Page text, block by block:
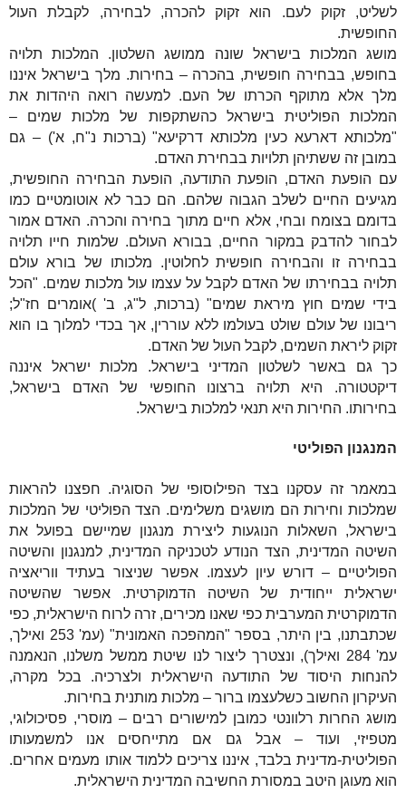
לשליט, זקוק לעם. הוא זקוק להכרה, לבחירה, לקבלת העול
החופשית.
מושג המלכות בישראל שונה ממושג השלטון. המלכות תלויה
בחופש, בבחירה חופשית, בהכרה – בחירות. מלך בישראל איננו
מלך אלא מתוקף הכרתו של העם. למעשה רואה היהדות את
המלכות הפוליטית בישראל כהשתקפות של מלכות שמים –
"מלכותא דארעא כעין מלכותא דרקיעא" (ברכות נ"ח, א') – גם
במובן זה ששתיהן תלויות בבחירת האדם.
עם הופעת האדם, הופעת התודעה, הופעת הבחירה החופשית,
מגיעים החיים לשלב הגבוה שלהם. הם כבר לא אוטומטיים כמו
בדומם בצומח ובחי, אלא חיים מתוך בחירה והכרה. האדם אמור
לבחור להדבק במקור החיים, בבורא העולם. שלמות חייו תלויה
בבחירה זו והבחירה חופשית לחלוטין. מלכותו של בורא עולם
תלויה בבחירתו של האדם לקבל על עצמו עול מלכות שמים. "הכל
בידי שמים חוץ מיראת שמים" (ברכות, ל"ג, ב' )אומרים חז"ל;
ריבונו של עולם שולט בעולמו ללא עוררין, אך בכדי למלוך בו הוא
זקוק ליראת השמים, לקבל העול של האדם.
כך גם באשר לשלטון המדיני בישראל. מלכות ישראל איננה
דיקטטורה. היא תלויה ברצונו החופשי של האדם בישראל,
בחירותו. החירות היא תנאי למלכות בישראל.
המנגנון הפוליטי
במאמר זה עסקנו בצד הפילוסופי של הסוגיה. חפצנו להראות
שמלכות וחירות הם מושגים משלימים. הצד הפוליטי של המלכות
בישראל, השאלות הנוגעות ליצירת מנגנון שמיישם בפועל את
השיטה המדינית, הצד הנודע לטכניקה המדינית, למנגנון והשיטה
הפוליטיים – דורש עיון לעצמו. אפשר שניצור בעתיד ווריאציה
ישראלית ייחודית של השיטה הדמוקרטית. אפשר שהשיטה
הדמוקרטית המערבית כפי שאנו מכירים, זרה לרוח הישראלית, כפי
שכתבתנו, בין היתר, בספר "המהפכה האמונית" (עמ' 253 ואילך,
עמ' 284 ואילך), ונצטרך ליצור לנו שיטת ממשל משלנו, הנאמנה
להנחות היסוד של התודעה הישראלית ולצרכיה. בכל מקרה,
העיקרון החשוב כשלעצמו ברור – מלכות מותנית בחירות.
מושג החרותרלוונטי כמובן למישורים רבים – מוסרי, פסיכולוגי,
מטפיזי, ועוד – אבל גם אם מתייחסים אנו למשמעותו
הפוליטית-מדינית בלבד, איננו צריכים ללמוד אותו מעמים אחרים.
הוא מעוגן היטב במסורת החשיבה המדינית הישראלית.